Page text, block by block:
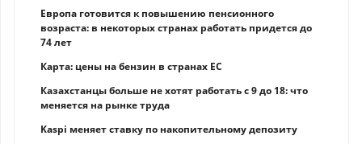
Европа готовится к повышению пенсионного
возраста: в некоторых странах работать придется до
74 лет
Карта: цены на бензин в странах ЕС
Казахстанцы больше не хотят работать с 9 до 18: что
меняется на рынке труда
Kaspi меняет ставку по накопительному депозиту